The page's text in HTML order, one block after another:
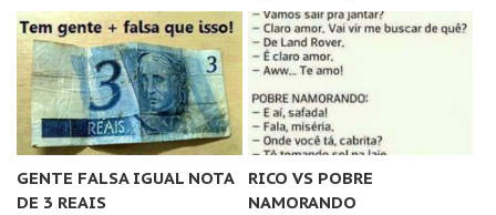
GENTE FALSA IGUAL NOTA
DE 3 REAIS
RICO VS POBRE
NAMORANDO